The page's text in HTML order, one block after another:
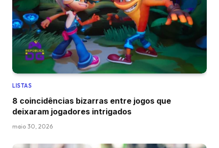
LISTAS
8 coincidências bizarras entre jogos que
deixaram jogadores intrigados
maio 30, 2026